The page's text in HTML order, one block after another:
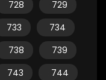
728
729
733
734
738
739
743
744